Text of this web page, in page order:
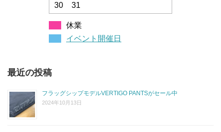
30
31
休業
イベント開催日
最近の投稿
フラッグシップモデルVERTIGO PANTSがセール中
2024年10月13日